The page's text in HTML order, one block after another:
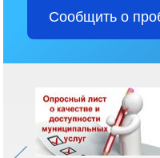
Сообщить о